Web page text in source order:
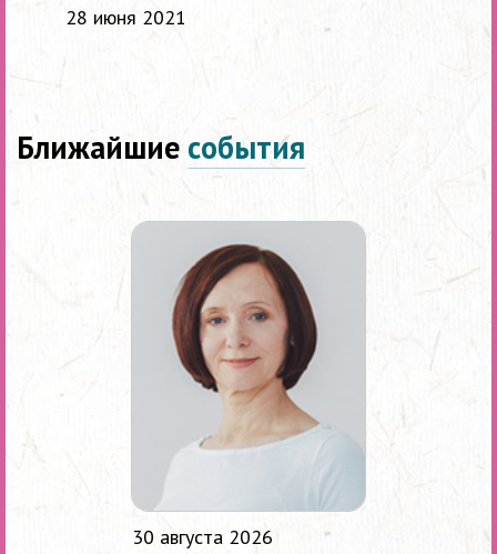
28 июня 2021
Ближайшие события
30 августа 2026